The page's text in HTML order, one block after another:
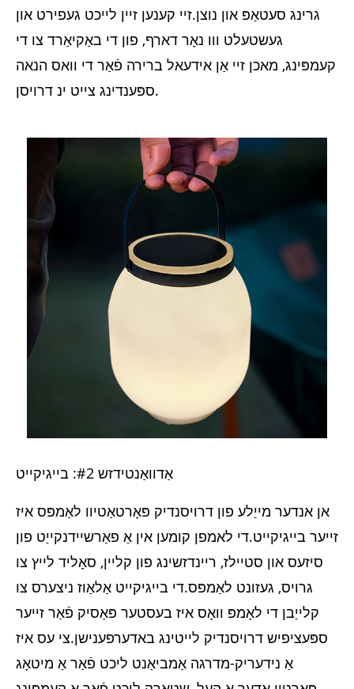
גרינג סעטאַפּ און נוצן.זיי קענען זיין לייכט געפירט און
געשטעלט ווו נאָר דארף, פון די באַקיאַרד צו די
קעמפּינג, מאכן זיי אַן אידעאל ברירה פֿאַר די וואס הנאה
ספּענדינג צייט ינ דרויסן.
אַדוואַנטידזש #2: בייגיקייט
אן אנדער מייַלע פון ​​דרויסנדיק פּאָרטאַטיוו לאַמפּס איז
זייער בייגיקייט.די לאמפן קומען אין אַ פאַרשיידנקייַט פון
סיזעס און סטיילז, ריינדזשינג פון קליין, סאָליד לייץ צו
גרויס, געזונט לאַמפּס.די בייגיקייט אַלאַוז ניצערס צו
קלייַבן די לאָמפּ וואָס איז בעסטער פּאַסיק פֿאַר זייער
ספּעציפיש דרויסנדיק לייטינג באדערפענישן.צי עס איז
אַ נידעריק-מדרגה אַמביאַנט ליכט פֿאַר אַ מיטאָג